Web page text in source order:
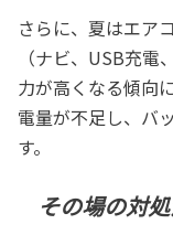
さらに、夏はエア
（ナビ、USB充
力が高くなる傾向
電量が不足し、バ
す。
その場の対